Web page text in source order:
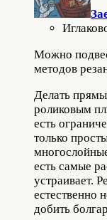
Можно
методов
Делать
роликовым
есть
только
есть самые
устраивает.
естественно
добить